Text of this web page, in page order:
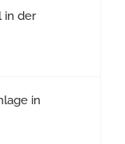
in der
in